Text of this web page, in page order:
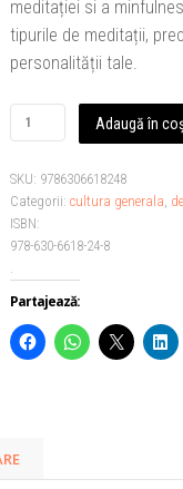
meditației si a
tipurile de meditații,
personalității tale.
-
Luminița
Ionescu
Adaugă în
SKU: 9786306618248
Categorii: cultura generala
ISBN:
978-630-6618-24-8
Partajează: